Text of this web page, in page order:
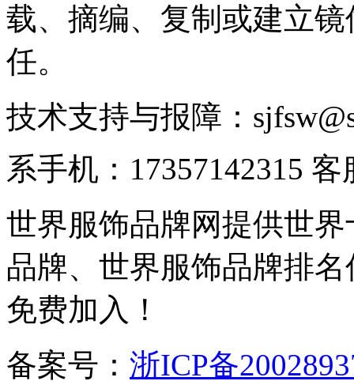
载、摘编、复制或建立
任。
技术支持与报障：
系手机：17357142315 客
世界服饰品牌网提供世
品牌、世界服饰品牌排
免费加入！
备案号： 浙ICP备